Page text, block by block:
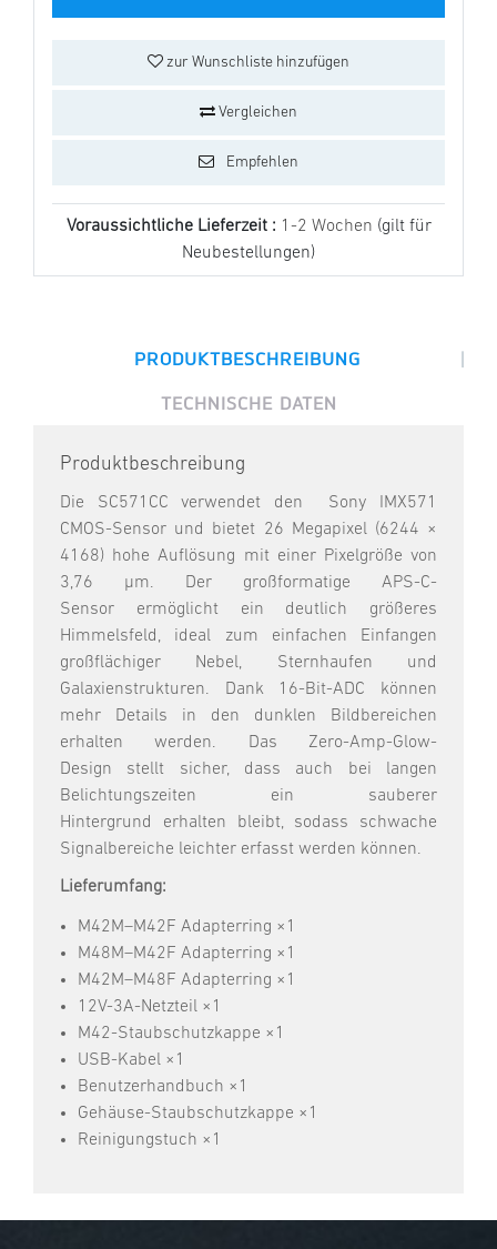
zur Wunschliste hinzufügen
Vergleichen
Empfehlen
Voraussichtliche Lieferzeit : 1-2 Wochen (gilt für
Neubestellungen)
PRODUKTBESCHREIBUNG |
TECHNISCHE DATEN
Produktbeschreibung
Die SC571CC verwendet den
Sony IMX571
CMOS-Sensor und bietet 26 Megapixel (6244 ×
4168) hohe Auflösung mit einer Pixelgröße von
3,76 µm. Der großformatige APS-C-
Sensor ermöglicht ein deutlich größeres
Himmelsfeld, ideal zum einfachen Einfangen
großflächiger Nebel, Sternhaufen und
Galaxienstrukturen. Dank
16-Bit-ADC können
mehr Details in den dunklen Bildbereichen
erhalten werden. Das Zero-Amp-Glow-
Design stellt sicher, dass auch bei langen
Belichtungszeiten ein sauberer
Hintergrund
erhalten bleibt, sodass schwache
Signalbereiche leichter erfasst werden können.
Lieferumfang:
M42M–M42F Adapterring ×1
M48M–M42F Adapterring ×1
M42M–M48F Adapterring ×1
12V-3A-Netzteil ×1
M42-Staubschutzkappe ×1
USB-Kabel ×1
Benutzerhandbuch ×1
Gehäuse-Staubschutzkappe ×1
Reinigungstuch ×1